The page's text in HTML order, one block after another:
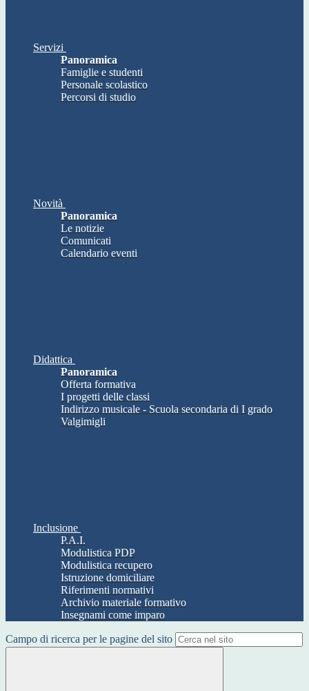
Servizi
Panoramica
Famiglie e studenti
Personale scolastico
Percorsi di studio
Novità
Panoramica
Le notizie
Comunicati
Calendario eventi
Didattica
Panoramica
Offerta formativa
I progetti delle classi
Indirizzo musicale - Scuola secondaria di I grado
Valgimigli
Inclusione
P.A.I.
Modulistica PDP
Modulistica recupero
Istruzione domiciliare
Riferimenti normativi
Archivio materiale formativo
Insegnami come imparo
Campo di ricerca per le pagine del sito